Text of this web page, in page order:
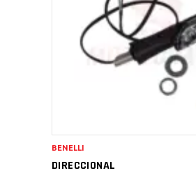
AÑADIR AL CARRITO
DIRECCIONAL
BENELLI